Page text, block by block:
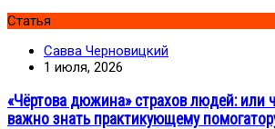
Статья
Савва Черновицкий
1 июля, 2026
«Чёртова дюжина» страхов людей: или
важно знать практикующему